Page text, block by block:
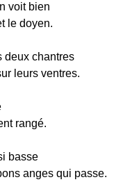
voit bien
le doyen.
deux chantres
leurs ventres.
rangé.
basse
anges qui passe.